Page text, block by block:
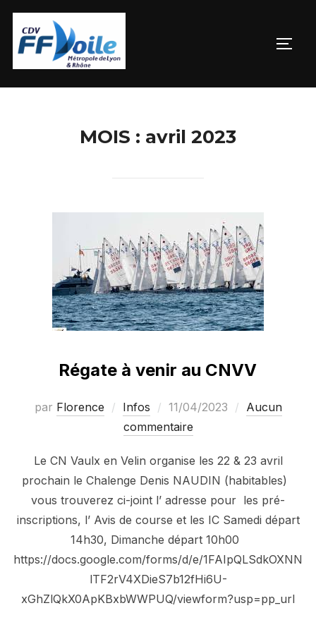
Aller
contenu
MOIS : avril 2023
Régate à venir au CNVV
par Florence Infos
Publié
le
11/04/2023
Aucun
commentaire
Le CN Vaulx en Velin organise les 22 & 23 avril
prochain le Chalenge Denis NAUDIN (habitables)
vous trouverez ci-joint l’ adresse pour les pré-
inscriptions, l’ Avis de course et les IC Samedi départ
14h30, Dimanche départ 10h00
https://docs.google.com/forms/d/e/1FAIpQLSdkOXNN
lTF2rV4XDieS7b12fHi6U-
xGhZlQkX0ApKBxbWWPUQ/viewform?usp=pp_url